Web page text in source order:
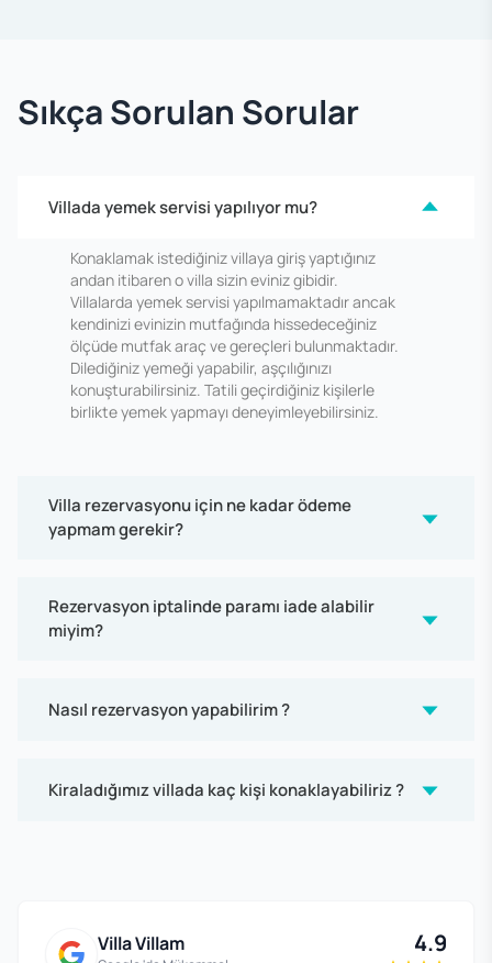
Sıkça Sorulan Sorular
Villada yemek servisi yapılıyor mu?
Konaklamak istediğiniz villaya giriş yaptığınız
andan itibaren o villa sizin eviniz gibidir.
Villalarda yemek servisi yapılmamaktadır ancak
kendinizi evinizin mutfağında hissedeceğiniz
ölçüde mutfak araç ve gereçleri bulunmaktadır.
Dilediğiniz yemeği yapabilir, aşçılığınızı
konuşturabilirsiniz. Tatili geçirdiğiniz kişilerle
birlikte yemek yapmayı deneyimleyebilirsiniz.
Villa rezervasyonu için ne kadar ödeme
yapmam gerekir?
Rezervasyon iptalinde paramı iade alabilir
miyim?
Nasıl rezervasyon yapabilirim ?
Kiraladığımız villada kaç kişi konaklayabiliriz ?
Villa Villam 4.9